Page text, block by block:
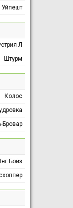
Уйпешт
Л
Штурм
Колос
Бровар
Бойз